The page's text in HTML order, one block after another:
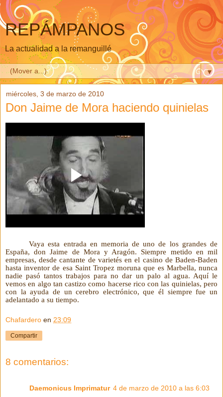
REPÁMPANOS
La actualidad a la remanguillé
▼
miércoles, 3 de marzo de 2010
Don Jaime de Mora haciendo quinielas
Vaya esta entrada en memoria de uno de los grandes de
España, don Jaime de Mora y Aragón. Siempre metido en mil
empresas, desde cantante de varietés en el casino de Baden-Baden
hastainventor de esa Saint Tropez moruna que es Marbella, nunca
nadie pasó tantos trabajos para no dar un palo al agua. Aquí le
vemos en algo tan castizo como hacerse rico con las quinielas, pero
con la ayuda de un cerebro electrónico, que él siempre fue un
adelantado a su tiempo.
Chafardero en 23:09
Compartir
8 comentarios:
Daemonicus Imprimatur 4 de marzo de 2010 a las 6:03